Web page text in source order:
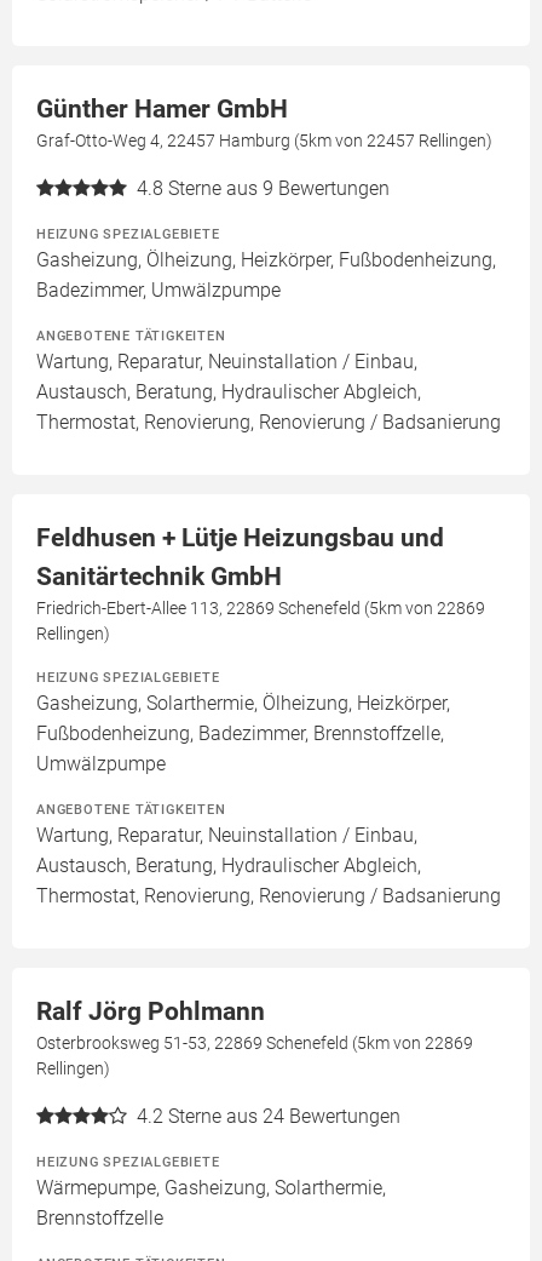
Günther Hamer GmbH
Graf-Otto-Weg 4, 22457 Hamburg (5km von 22457 Rellingen)
4.8 Sterne aus 9 Bewertungen
HEIZUNG SPEZIALGEBIETE
Gasheizung, Ölheizung, Heizkörper, Fußbodenheizung,
Badezimmer, Umwälzpumpe
ANGEBOTENE TÄTIGKEITEN
Wartung, Reparatur, Neuinstallation / Einbau,
Austausch, Beratung, Hydraulischer Abgleich,
Thermostat, Renovierung, Renovierung / Badsanierung
Feldhusen + Lütje Heizungsbau und
Sanitärtechnik GmbH
Friedrich-Ebert-Allee 113, 22869 Schenefeld (5km von 22869
Rellingen)
HEIZUNG SPEZIALGEBIETE
Gasheizung, Solarthermie, Ölheizung, Heizkörper,
Fußbodenheizung, Badezimmer, Brennstoffzelle,
Umwälzpumpe
ANGEBOTENE TÄTIGKEITEN
Wartung, Reparatur, Neuinstallation / Einbau,
Austausch, Beratung, Hydraulischer Abgleich,
Thermostat, Renovierung, Renovierung / Badsanierung
Ralf Jörg Pohlmann
Osterbrooksweg 51-53, 22869 Schenefeld (5km von 22869
Rellingen)
4.2 Sterne aus 24 Bewertungen
HEIZUNG SPEZIALGEBIETE
Wärmepumpe, Gasheizung, Solarthermie,
Brennstoffzelle